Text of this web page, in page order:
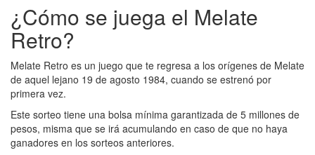
¿Cómo se juega el Melate
Retro?
Melate Retro es un juego que te regresa a los orígenes de Melate
de aquel lejano 19 de agosto 1984, cuando se estrenó por
primera vez.
Este sorteo tiene una bolsa mínima garantizada de 5 millones de
pesos, misma que se irá acumulando en caso de que no haya
ganadores en los sorteos anteriores.